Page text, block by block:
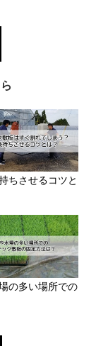
ちさせるコツと
の多い場所での